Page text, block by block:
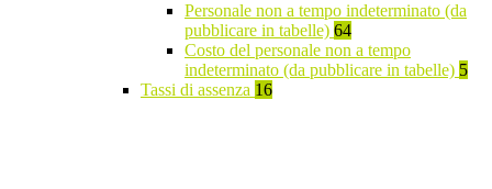
Personale non a tempo indeterminato (da
pubblicare in tabelle) 64
Costo del personale non a tempo
indeterminato (da pubblicare in tabelle) 5
Tassi di assenza 16